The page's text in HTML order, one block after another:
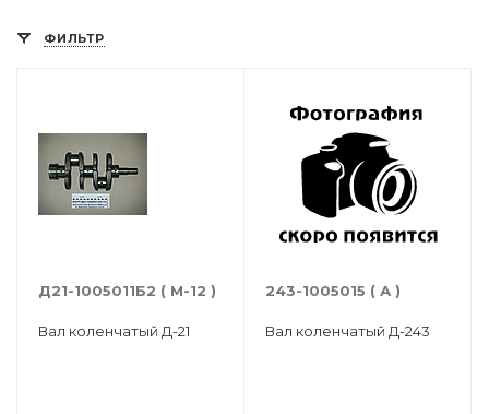
ФИЛЬТР
Д21-1005011Б2 ( М-12 )
Вал коленчатый Д-21
243-1005015 ( А )
Вал коленчатый Д-243